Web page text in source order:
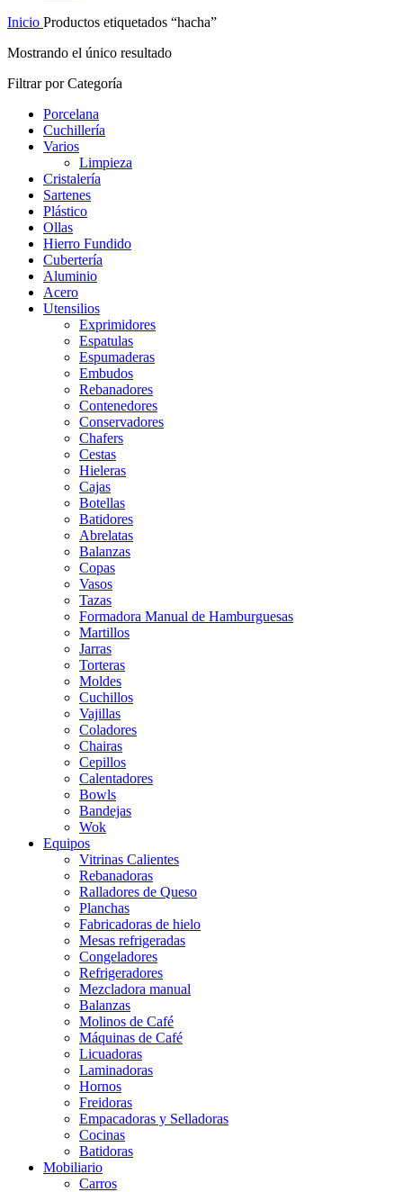
Inicio Productos etiquetados “hacha”
Mostrando el único resultado
Filtrar por Categoría
Porcelana
Cuchillería
Varios
Limpieza
Cristalería
Sartenes
Plástico
Ollas
Hierro Fundido
Cubertería
Aluminio
Acero
Utensilios
Exprimidores
Espatulas
Espumaderas
Embudos
Rebanadores
Contenedores
Conservadores
Chafers
Cestas
Hieleras
Cajas
Botellas
Batidores
Abrelatas
Balanzas
Copas
Vasos
Tazas
Formadora Manual de Hamburguesas
Martillos
Jarras
Torteras
Moldes
Cuchillos
Vajillas
Coladores
Chairas
Cepillos
Calentadores
Bowls
Bandejas
Wok
Equipos
Vitrinas Calientes
Rebanadoras
Ralladores de Queso
Planchas
Fabricadoras de hielo
Mesas refrigeradas
Congeladores
Refrigeradores
Mezcladora manual
Balanzas
Molinos de Café
Máquinas de Café
Licuadoras
Laminadoras
Hornos
Freidoras
Empacadoras y Selladoras
Cocinas
Batidoras
Mobiliario
Carros